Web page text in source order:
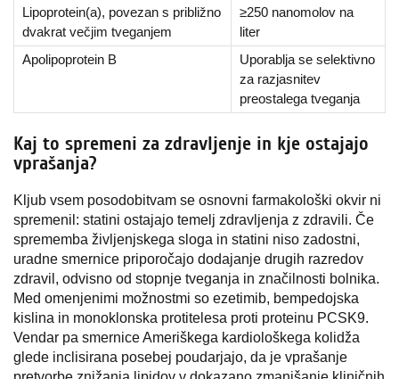
Lipoprotein(a), povezan s približno
dvakrat večjim tveganjem
≥250 nanomolov na
liter
Apolipoprotein B
Uporablja se selektivno
za razjasnitev
preostalega tveganja
Kaj to spremeni za zdravljenje in kje ostajajo
vprašanja?
Kljub vsem posodobitvam se osnovni farmakološki okvir ni
spremenil: statini ostajajo temelj zdravljenja z zdravili. Če
sprememba življenjskega sloga in statini niso zadostni,
uradne smernice priporočajo dodajanje drugih razredov
zdravil, odvisno od stopnje tveganja in značilnosti bolnika.
Med omenjenimi možnostmi so ezetimib, bempedojska
kislina in monoklonska protitelesa proti proteinu PCSK9.
Vendar pa smernice Ameriškega kardiološkega kolidža
glede inclisirana posebej poudarjajo, da je vprašanje